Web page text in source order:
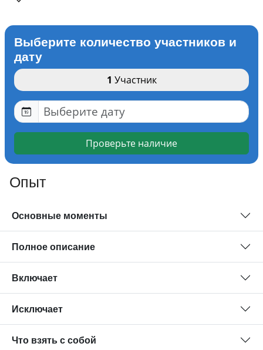
Выберите количество участников и
дату
1 Участник
Проверьте наличие
Опыт
Основные моменты
Полное описание
Включает
Исключает
Что взять с собой